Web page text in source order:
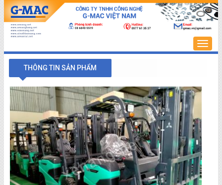
Trang
chủ
THÔNG TIN SẢN PHẨM